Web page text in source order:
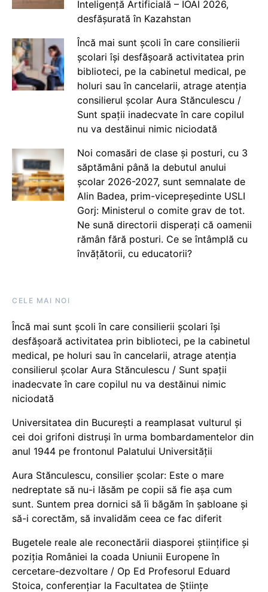
Inteligență Artificială – IOAI 2026,
desfășurată în Kazahstan
Încă mai sunt școli în care consilierii
școlari își desfășoară activitatea prin
biblioteci, pe la cabinetul medical, pe
holuri sau în cancelarii, atrage atenția
consilierul școlar Aura Stănculescu /
Sunt spații inadecvate în care copilul
nu va destăinui nimic niciodată
Noi comasări de clase și posturi, cu 3
săptămâni până la debutul anului
școlar 2026-2027, sunt semnalate de
Alin Badea, prim-vicepreședinte USLI
Gorj: Ministerul o comite grav de tot.
Ne sună directorii disperați că oamenii
rămân fără posturi. Ce se întâmplă cu
învățătorii, cu educatorii?
CELE MAI NOI
Încă mai sunt școli în care consilierii școlari își
desfășoară activitatea prin biblioteci, pe la cabinetul
medical, pe holuri sau în cancelarii, atrage atenția
consilierul școlar Aura Stănculescu / Sunt spații
inadecvate în care copilul nu va destăinui nimic
niciodată
Universitatea din București a reamplasat vulturul și
cei doi grifoni distruși în urma bombardamentelor din
anul 1944 pe frontonul Palatului Universității
Aura Stănculescu, consilier școlar: Este o mare
nedreptate să nu-i lăsăm pe copii să fie așa cum
sunt. Suntem prea dornici să îi băgăm în șabloane și
să-i corectăm, să invalidăm ceea ce fac diferit
Bugetele reale ale reconectării diasporei științifice și
poziția României la coada Uniunii Europene în
cercetare-dezvoltare / Op Ed Profesorul Eduard
Stoica, conferențiar la Facultatea de Științe